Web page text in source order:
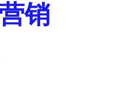
销